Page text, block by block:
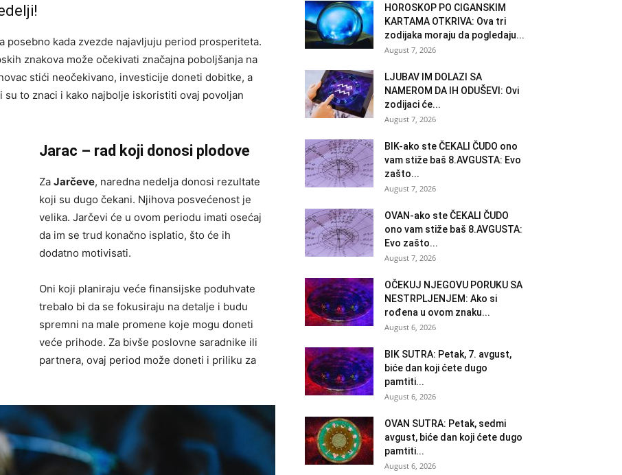
posebno kada zvezde najavljuju period prosperiteta.
znakova može očekivati značajna poboljšanja na
stići neočekivano, investicije doneti dobitke, a
to znaci i kako najbolje iskoristiti ovaj povoljan
Jarac – rad koji donosi plodove
Za Jarčeve, naredna nedelja donosi rezultate
koji su dugo čekani. Njihova posvećenost je
velika. Jarčevi će u ovom periodu imati osećaj
da im se trud konačno isplatio, što će ih
dodatno motivisati.
Oni koji planiraju veće finansijske poduhvate
trebalo bi da se fokusiraju na detalje i budu
spremni na male promene koje mogu doneti
veće prihode. Za bivše poslovne saradnike ili
partnera, ovaj period može doneti i priliku za
HOROSKOP PO CIGANSKIM
KARTAMA OTKRIVA: Ova tri
zodijaka moraju da pogledaju...
August 7, 2026
LJUBAV IM DOLAZI SA
NAMEROM DA IH ODUŠEVI: Ovi
zodijaci će...
August 7, 2026
BIK-ako ste ČEKALI ČUDO ono
vam stiže baš 8.AVGUSTA: Evo
zašto...
August 7, 2026
OVAN-ako ste ČEKALI ČUDO
ono vam stiže baš 8.AVGUSTA:
Evo zašto...
August 7, 2026
OČEKUJ NJEGOVU PORUKU SA
NESTRPLJENJEM: Ako si
rođena u ovom znaku...
August 6, 2026
BIK SUTRA: Petak, 7. avgust,
biće dan koji ćete dugo
pamtiti...
August 6, 2026
OVAN SUTRA: Petak, sedmi
avgust, biće dan koji ćete dugo
pamtiti...
August 6, 2026